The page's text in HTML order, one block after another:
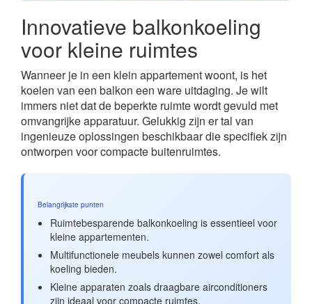
Innovatieve balkonkoeling
voor kleine ruimtes
Wanneer je in een klein appartement woont, is het
koelen van een balkon een ware uitdaging. Je wilt
immers niet dat de beperkte ruimte wordt gevuld met
omvangrijke apparatuur. Gelukkig zijn er tal van
ingenieuze oplossingen beschikbaar die specifiek zijn
ontworpen voor compacte buitenruimtes.
Belangrijkste punten
Ruimtebesparende balkonkoeling is essentieel voor
kleine appartementen.
Multifunctionele meubels kunnen zowel comfort als
koeling bieden.
Kleine apparaten zoals draagbare airconditioners
zijn ideaal voor compacte ruimtes.